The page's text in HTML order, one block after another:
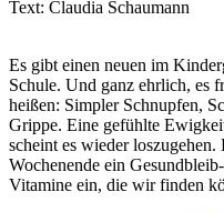
Text: Claudia Schaumann
Es gibt einen neuen im
Schule. Und ganz ehrlich, es
heißen: Simpler Schnupfen,
Grippe. Eine gefühlte
scheint es wieder
Wochenende ein
Vitamine ein, die wir finden